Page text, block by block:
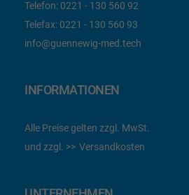
Telefon: 0221 - 130 560 92
Telefax: 0221 - 130 560 93
info@guennewig-med.tech
INFORMATIONEN
Alle Preise gelten zzgl. MwSt.
und zzgl.
Versandkosten